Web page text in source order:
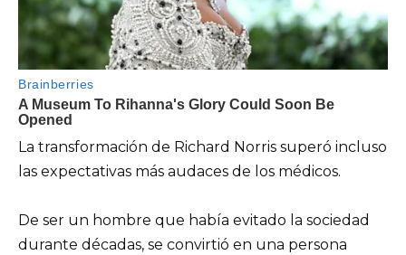
La transformación de Richard Norris superó incluso
las expectativas más audaces de los médicos.
De ser un hombre que había evitado la sociedad
durante décadas, se convirtió en una persona